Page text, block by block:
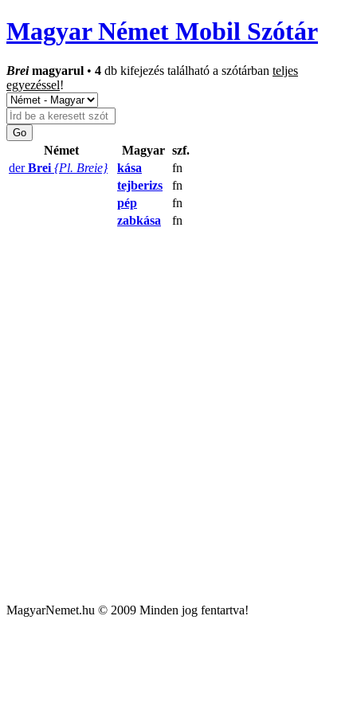
Magyar Német Mobil Szótár
Breimagyarul • 4 db kifejezés található a szótárban teljes
egyezéssel!
Német Magyar szf.
derBrei {Pl. Breie} kása
fn
tejberizs
fn
pép
fn
zabkása
fn
MagyarNemet.hu © 2009 Minden jog fentartva!